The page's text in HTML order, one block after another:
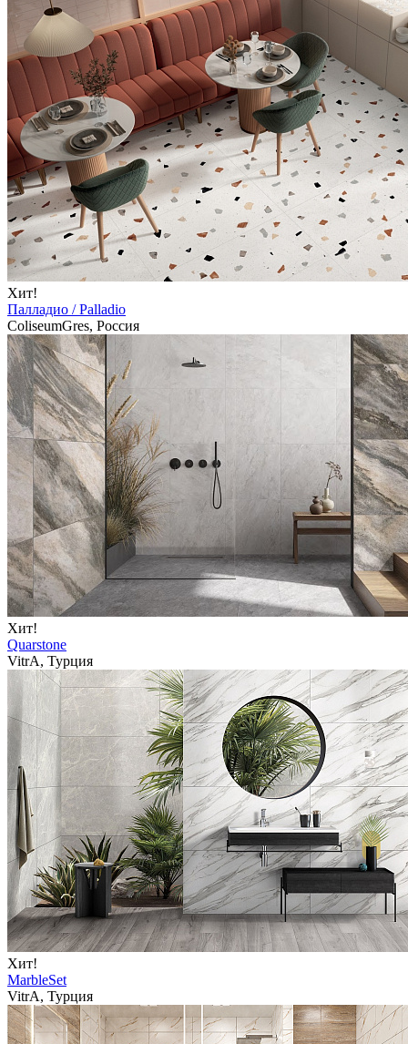
Хит!
Палладио / Palladio
ColiseumGres, Россия
Хит!
Quarstone
VitrA, Турция
Хит!
MarbleSet
VitrA, Турция